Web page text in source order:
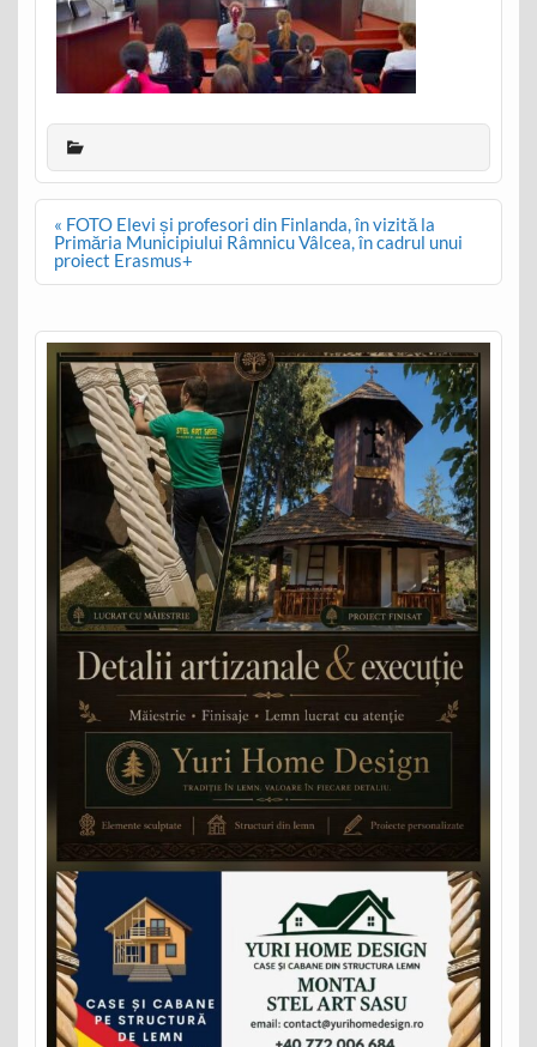
Post
navigation
« FOTO Elevi și profesori din Finlanda, în vizită la
Primăria Municipiului Râmnicu Vâlcea, în cadrul unui
proiect Erasmus+